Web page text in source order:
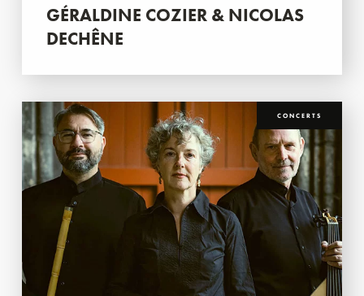
GÉRALDINE COZIER & NICOLAS
DECHÊNE
CONCERTS